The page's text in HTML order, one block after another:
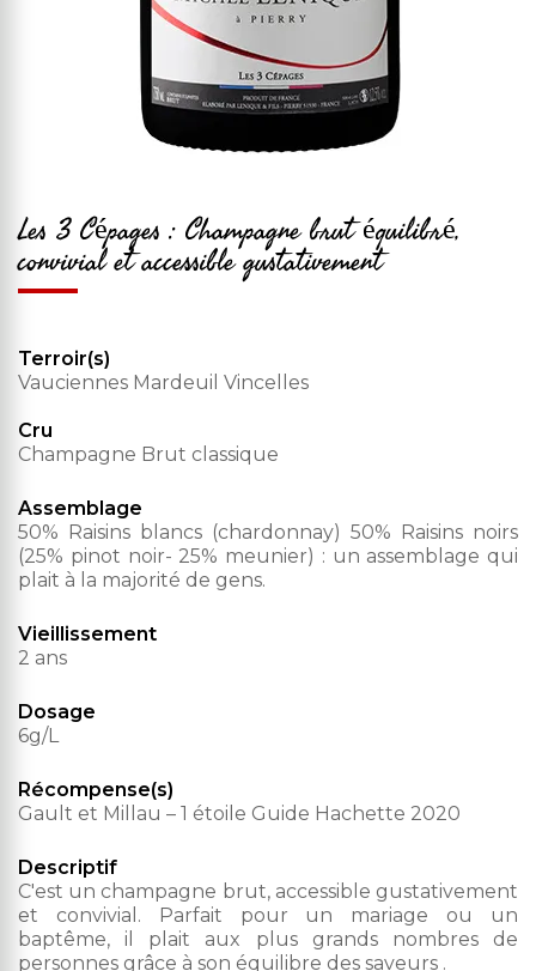
Les 3 Cépages : Champagne brut équilibré,
convivial et accessible gustativement
Terroir(s)
Vauciennes Mardeuil Vincelles
Cru
Champagne Brut classique
Assemblage
50% Raisins blancs (chardonnay) 50% Raisins noirs
(25% pinot noir- 25% meunier) : un assemblage qui
plait à la majorité de gens.
Vieillissement
2 ans
Dosage
6g/L
Récompense(s)
Gault et Millau – 1 étoile Guide Hachette 2020
Descriptif
C'est un champagne brut, accessible gustativement
et convivial. Parfait pour un mariage ou un
baptême, il plait aux plus grands nombres de
personnes grâce à son équilibre des saveurs .